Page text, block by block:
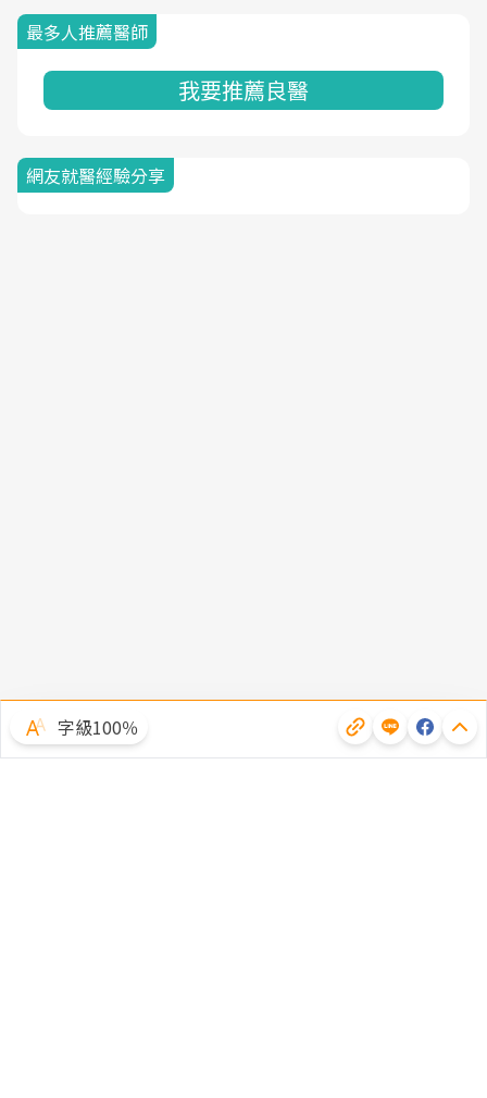
最多人推薦醫師
我要推薦良醫
網友就醫經驗分享
字級100％